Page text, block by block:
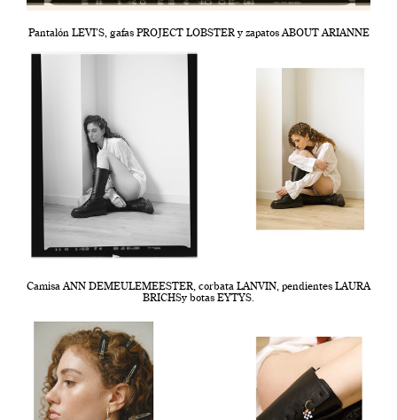
Pantalón LEVI’S, gafas PROJECT LOBSTER y zapatos ABOUT ARIANNE
Camisa ANN DEMEULEMEESTER, corbata LANVIN, pendientes LAURA
BRICHSy botas EYTYS.